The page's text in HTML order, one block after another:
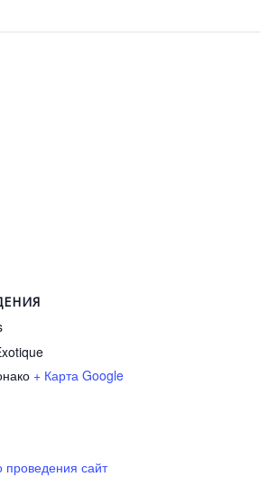
+ Карта Google
проведения сайт